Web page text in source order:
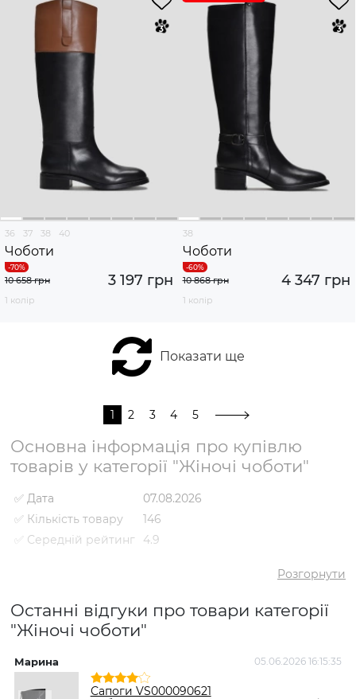
36 37 38 40
Чоботи
3 197 грн
10 658 грн
1 колір
38
Чоботи
4 347 грн
10 868 грн
1 колір
Показати ще
1 2 3 4 5
Основна інформація про купівлю
товарів у категорії "Жіночі чоботи"
✅ Дата
07.08.2026
✅ Кількість товару
146
✅ Середній рейтинг
4.9
✅ Найдорожчий
товар
8795 грн
Найпопулярніший
товар
Чоботи VS000092486
- 5921 грн
Розгорнути
Останні відгуки про товари категорії
"Жіночі чоботи"
Марина 05.06.2026 16:15:35
Сапоги VS000090621